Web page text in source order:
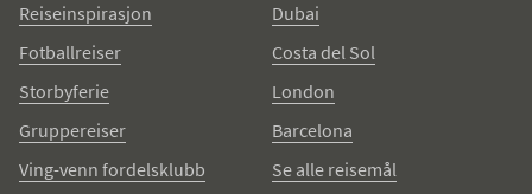
Reiseinspirasjon
Fotballreiser
Storbyferie
Gruppereiser
Ving-venn fordelsklubb
Dubai
Costa del Sol
London
Barcelona
Se alle reisemål